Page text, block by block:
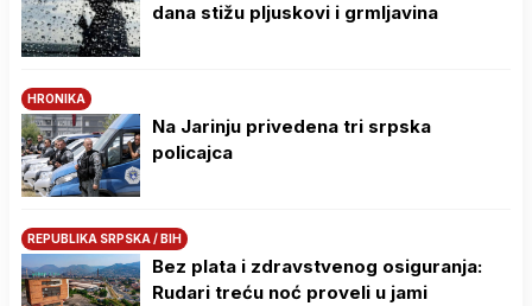
dana stižu pljuskovi i grmljavina
HRONIKA
Na Јarinju privedena tri srpska
policajca
REPUBLIKA SRPSKA / BIH
Bez plata i zdravstvenog osiguranja:
Rudari treću noć proveli u jami